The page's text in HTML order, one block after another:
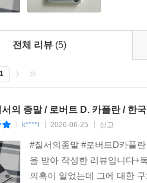
전혀 관련이 없는 많은 근본적인
수 있다. 이제 우리는 소셜미디어
제공한다. 새로운 세대의 지도자
말이다.
다면 홀로코스트도 없었을 것이다.
요하다. 역사는 지정학이나 다른 거
주의의 합리성을 거부하며, 자신
전체 리뷰 (5)
1
서의 종말 / 로버트 D. 카플란 / 한
k****t 2026-06-25 신고
#질서의종말 #로버트D카플
을 받아 작성한 리뷰입니다+
의혹이 일었는데 그에 대한